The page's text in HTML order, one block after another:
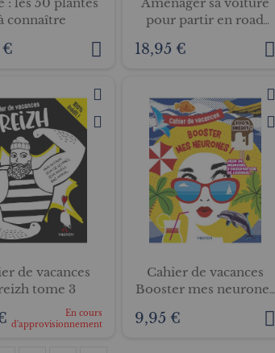
connaître
€
pour partir en road
18,95 €
de vacances
tome 3
En cours
d'approvisionnement
Cahier de vacances
Booster mes neurones
9,95 €